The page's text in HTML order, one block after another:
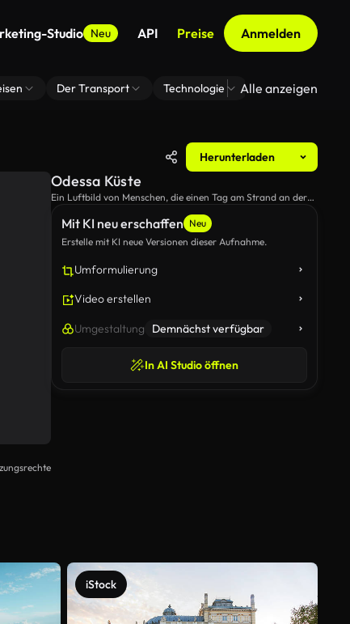
Studio Neu API Preise Anmelden
Der Transport Technologie Zoom Virtuelle
Alle anzeigen
Herunterladen
Mit KI neu erschaffen Neu
Erstelle mit KI neue Versionen dieser Aufnahme.
Umformulierung
Video erstellen
Umgestaltung Demnächst verfügbar
In AI Studio öffnen
Odessa Küste
Ein Luftbild von Menschen, die einen Tag am Strand an der
iStock